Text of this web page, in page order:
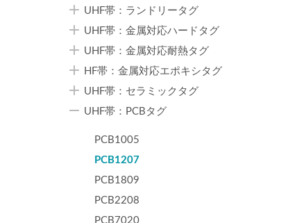
UHF帯：ランドリータグ
UHF帯：金属対応ハードタグ
UHF帯：金属対応耐熱タグ
HF帯：金属対応エポキシタグ
UHF帯：セラミックタグ
UHF帯：PCBタグ
PCB1005
PCB1207
PCB1809
PCB2208
PCB7020